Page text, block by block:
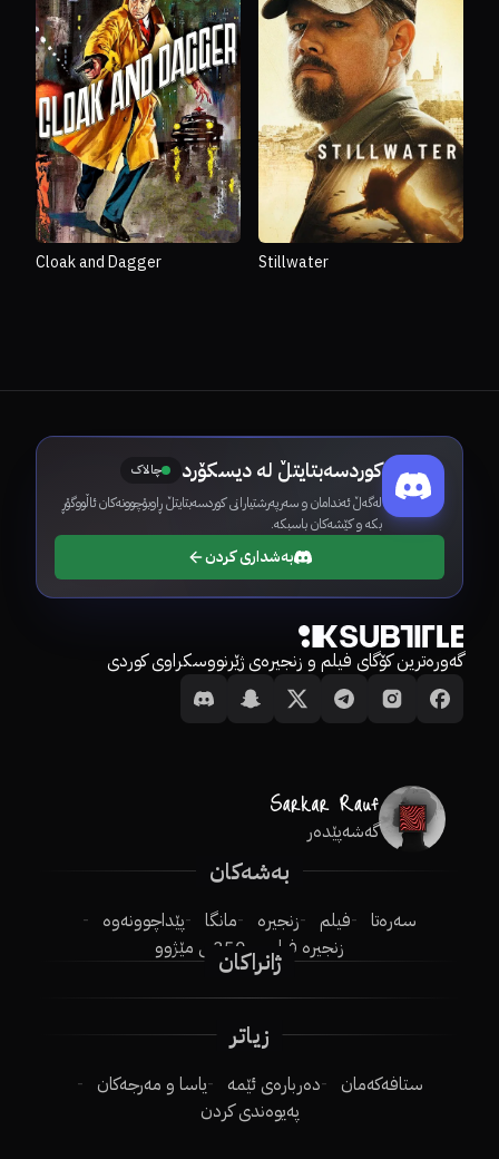
Cloak and Dagger Stillwater
کوردسەبتایتڵ لە دیسکۆرد چالاک
لەگەڵ ئەندامان و سەرپەرشتیارانی کوردسەبتایتڵ ڕاوبۆچوونەکان ئاڵووگۆڕ
بکە و کێشەکان باسبکە.
بەشداری کردن
گەورەترین کۆگای فیلم و زنجیرەی ژێرنووسکراوی کوردی
گەشەپێدەر
بەشەکان
سەرەتا فیلم زنجیرە مانگا
پێداچوونەوە
زنجیرە فیلم
250ـی مێژوو
ژانراکان
زیاتر
ستافەکەمان دەربارەی ئێمە
یاسا و مەرجەکان
پەیوەندی کردن